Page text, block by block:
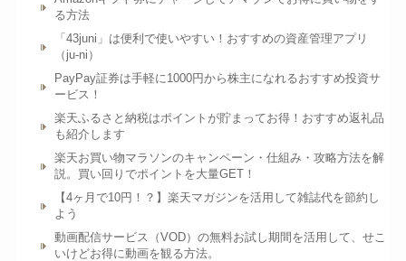
る方法
「43juni」は便利で使いやすい！おすすめの資産管理アプリ
（ju-ni）
PayPay証券は手軽に1000円から株主になれるおすすめ投資サ
ービス！
楽天ふるさと納税はポイントが貯まってお得！おすすめ返礼品
も紹介します
楽天お買い物マラソンのキャンペーン・仕組み・攻略方法を解
説。買い回りでポイントを大量GET！
【4ヶ月で10円！？】楽天マガジンを活用して雑誌代を節約し
よう
動画配信サービス（VOD）の無料お試し期間を活用して、せこ
いけどお得に動画を観る方法。